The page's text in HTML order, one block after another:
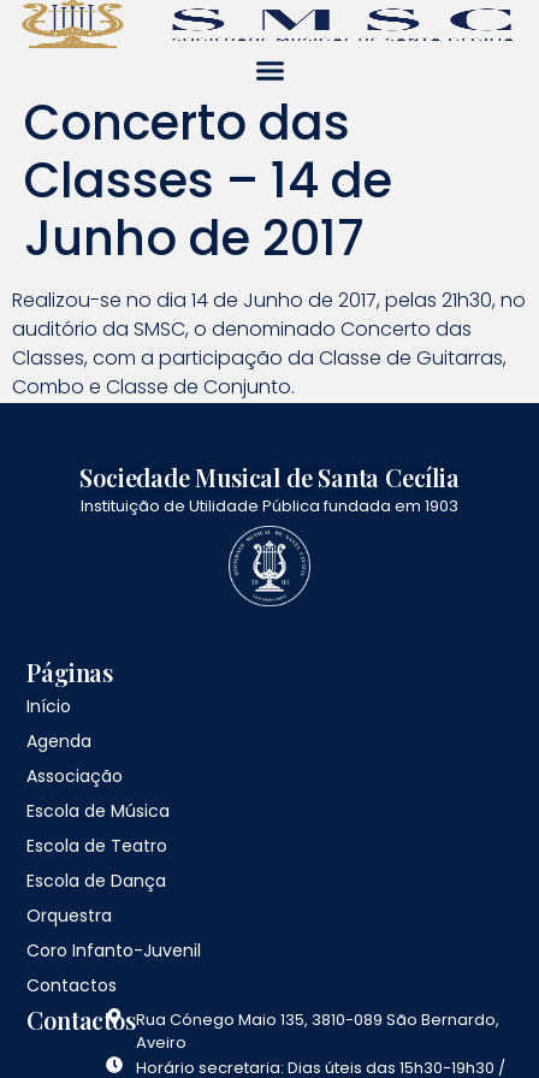
Concerto das
Classes – 14 de
Junho de 2017
Realizou-se no dia 14 de Junho de 2017, pelas 21h30, no
auditório da SMSC, o denominado Concerto das
Classes, com a participação da Classe de Guitarras,
Combo e Classe de Conjunto.
Sociedade Musical de Santa Cecília
Instituição de Utilidade Pública fundada em 1903
Páginas
Início
Agenda
Associação
Escola de Música
Escola de Teatro
Escola de Dança
Orquestra
Coro Infanto-Juvenil
Contactos
ContactosRua Cónego Maio 135, 3810-089 São Bernardo,
Aveiro
Horário secretaria: Dias úteis das 15h30-19h30 /